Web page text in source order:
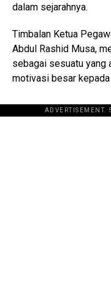
dalam sejarahnya.
Timbalan Ketua
Abdul Rashid Musa,
sebagai sesuatu yang
motivasi besar
ADVERTISEMENT.